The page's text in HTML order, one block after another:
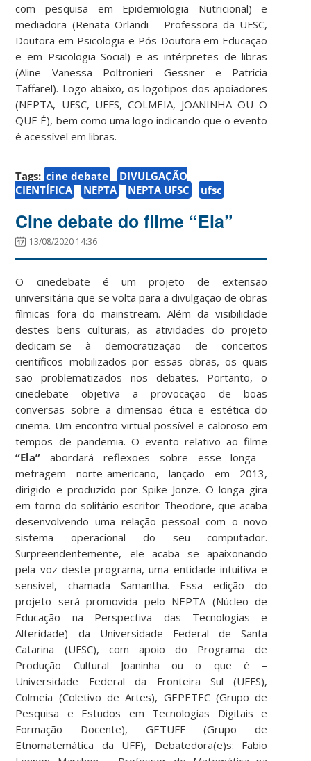
com pesquisa em Epidemiologia Nutricional) e
mediadora (Renata Orlandi – Professora da UFSC,
Doutora em Psicologia e Pós-Doutora em Educação
e em Psicologia Social) e as intérpretes de libras
(Aline Vanessa Poltronieri Gessner e Patrícia
Taffarel). Logo abaixo, os logotipos dos apoiadores
(NEPTA, UFSC, UFFS, COLMEIA, JOANINHA OU O
QUE É), bem como uma logo indicando que o evento
é acessível em libras.
Tags: cine debate
DIVULGAÇÃO
CIENTÍFICA
NEPTA NEPTA UFSC ufsc
Cine debate do filme “Ela”
13/08/2020 14:36
O cinedebate é um projeto de extensão
universitária que se volta para a divulgação de obras
fílmicas fora do mainstream. Além da visibilidade
destes bens culturais, as atividades do projeto
dedicam-se à democratização de conceitos
científicos mobilizados por essas obras, os quais
são problematizados nos debates. Portanto, o
cinedebate objetiva a provocação de boas
conversas sobre a dimensão ética e estética do
cinema. Um encontro virtual possível e caloroso em
tempos de pandemia. O evento relativo ao filme
“Ela” abordará reflexões sobre esse longa-
metragem norte-americano, lançado em 2013,
dirigido e produzido por Spike Jonze. O longa gira
em torno do solitário escritor Theodore, que acaba
desenvolvendo uma relação pessoal com o novo
sistema operacional do seu computador.
Surpreendentemente, ele acaba se apaixonando
pela voz deste programa, uma entidade intuitiva e
sensível, chamada Samantha. Essa edição do
projeto será promovida pelo NEPTA (Núcleo de
Educação na Perspectiva das Tecnologias e
Alteridade) da Universidade Federal de Santa
Catarina (UFSC), com apoio do Programa de
Produção Cultural Joaninha ou o que é –
Universidade Federal da Fronteira Sul (UFFS),
Colmeia (Coletivo de Artes), GEPETEC (Grupo de
Pesquisa e Estudos em Tecnologias Digitais e
Formação Docente), GETUFF (Grupo de
Etnomatemática da UFF), Debatedora(e)s: Fabio